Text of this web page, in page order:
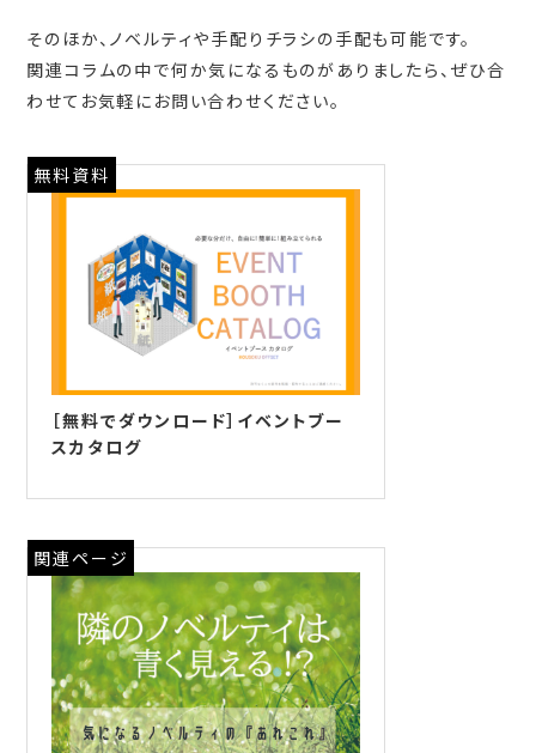
そのほか、ノベルティや手配りチラシの手配も可能です。
関連コラムの中で何か気になるものがありましたら、ぜひ合
わせてお気軽にお問い合わせください。
無料資料
［無料でダウンロード］イベントブー
スカタログ
関連ページ